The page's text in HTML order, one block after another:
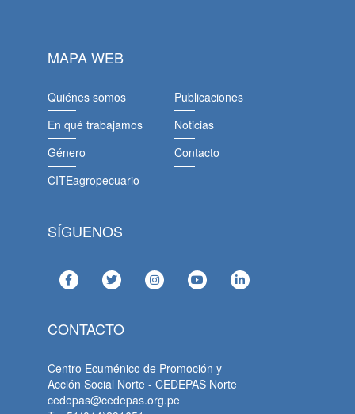
MAPA WEB
Quiénes somos
En qué trabajamos
Género
CITEagropecuario
Publicaciones
Noticias
Contacto
SÍGUENOS
CONTACTO
Centro Ecuménico de Promoción y
Acción Social Norte - CEDEPAS Norte
cedepas@cedepas.org.pe